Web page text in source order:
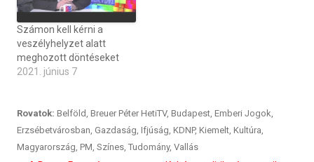
Számon kell kérni a
veszélyhelyzet alatt
meghozott döntéseket
2021. június 7
Rovatok: Belföld, Breuer Péter HetiTV, Budapest, Emberi Jogok,
Erzsébetvárosban, Gazdaság, Ifjúság, KDNP, Kiemelt, Kultúra,
Magyarország, PM, Színes, Tudomány, Vallás